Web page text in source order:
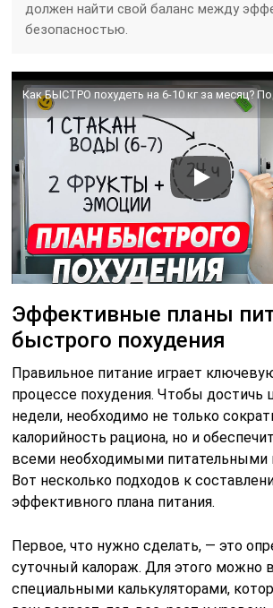
должен найти свой баланс между
безопасностью.
Как БЫСТРО похудеть на 6-10 кг за месяц?
Эффективные планы
быстрого похудения
Правильное питание играет
процессе похудения. Чтобы достичь
недели, необходимо не только
калорийность рациона, но и
всеми необходимыми питательными
Вот несколько подходов к
эффективного плана питания.
Первое, что нужно сделать, — это
суточный калораж. Для этого можно
специальными калькуляторами,